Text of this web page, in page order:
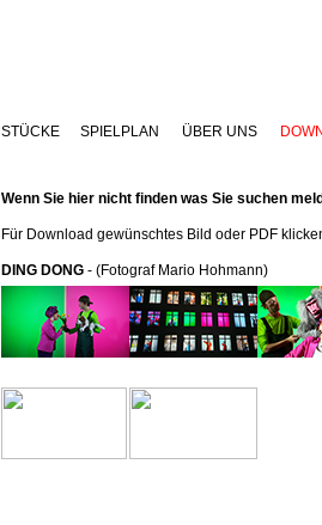
STÜCKE SPIELPLAN ÜBER UNS
Wenn Sie hier nicht finden was Sie suchen
Für Download gewünschtes Bild oder PDF
DING DONG - (Fotograf Mario Hohmann)